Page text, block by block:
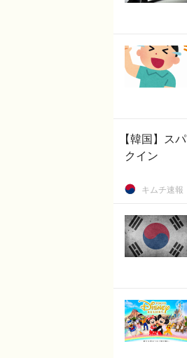
【韓国】ス
クイン
キムチ速報